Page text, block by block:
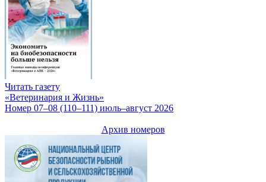
Читать газету
«Ветеринария и Жизнь»
Номер 07–08 (110–111) июль–август 2026
Архив номеров